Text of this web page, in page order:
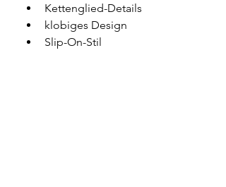
Kettenglied-Details
klobiges Design
Slip-On-Stil